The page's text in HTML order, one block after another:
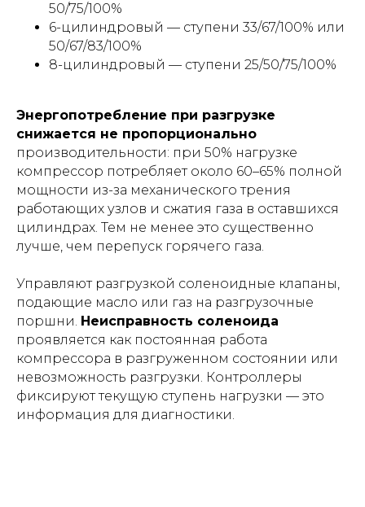
50/75/100%
6-цилиндровый — ступени 33/67/100% или
50/67/83/100%
8-цилиндровый — ступени 25/50/75/100%
Энергопотребление при разгрузке
снижается не пропорционально
производительности: при 50% нагрузке
компрессор потребляет около 60–65% полной
мощности из-за механического трения
работающих узлов и сжатия газа в оставшихся
цилиндрах. Тем не менее это существенно
лучше, чем перепуск горячего газа.
Управляют разгрузкой соленоидные клапаны,
подающие масло или газ на разгрузочные
поршни. Неисправность соленоида
проявляется как постоянная работа
компрессора в разгруженном состоянии или
невозможность разгрузки. Контроллеры
фиксируют текущую ступень нагрузки — это
информация для диагностики.